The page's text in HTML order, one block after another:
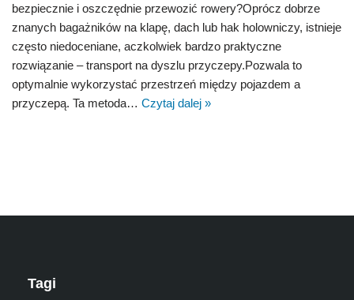
bezpiecznie i oszczędnie przewozić rowery?Oprócz dobrze
znanych bagażników na klapę, dach lub hak holowniczy, istnieje
często niedoceniane, aczkolwiek bardzo praktyczne
rozwiązanie – transport na dyszlu przyczepy.Pozwala to
optymalnie wykorzystać przestrzeń między pojazdem a
przyczepą. Ta metoda… Czytaj dalej »
Tagi